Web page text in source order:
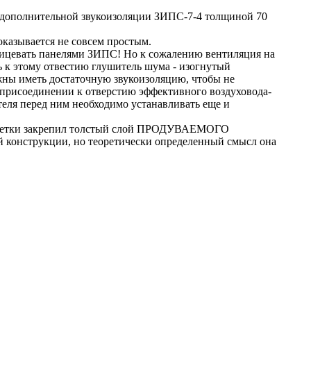
звукоизоляции ЗИПС-7-4 толщиной 70
не совсем простым.
панелями ЗИПС! Но к сожалению вентиляция на
к этому отвестию глушитель шума - изогнутый
иметь достаточную звукоизоляцию, чтобы не
к отверстию эффективного воздуховода-
перед ним необходимо устанавливать еще и
закрепил толстый слой ПРОДУВАЕМОГО
но теоретически определенный смысл она